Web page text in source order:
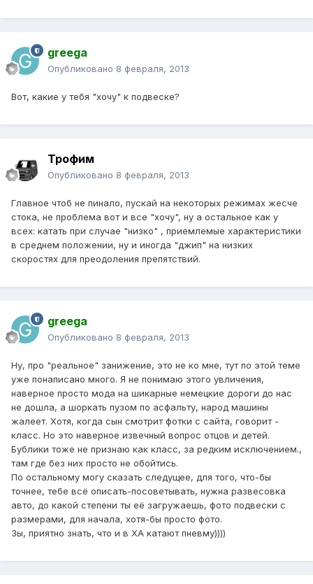
greega
Опубликовано 8 февраля, 2013
Вот, какие у тебя "хочу" к подвеске?
Трофим
Опубликовано 8 февраля, 2013
Главное чтоб не пинало, пускай на некоторых режимах жесче
стока, не проблема вот и все "хочу", ну а остальное как у
всех: катать при случае "низко" , приемлемые характеристики
в среднем положении, ну и иногда "джип" на низких
скоростях для преодоления препятствий.
greega
Опубликовано 8 февраля, 2013
Ну, про "реальное" занижение, это не ко мне, тут по этой теме
уже понаписано много. Я не понимаю этого увличения,
наверное просто мода на шикарные немецкие дороги до нас
не дошла, а шоркать пузом по асфальту, народ машины
жалеет. Хотя, когда сын смотрит фотки с сайта, говорит -
класс. Но это наверное извечный вопрос отцов и детей.
Бублики тоже не признаю как класс, за редким исключением.,
там где без них просто не обойтись.
По остальному могу сказать следущее, для того, что-бы
точнее, тебе всё описать-посоветывать, нужна развесовка
авто, до какой степени ты её загружаешь, фото подвески с
размерами, для начала, хотя-бы просто фото.
Зы, приятно знать, что и в ХА катают пневму))))